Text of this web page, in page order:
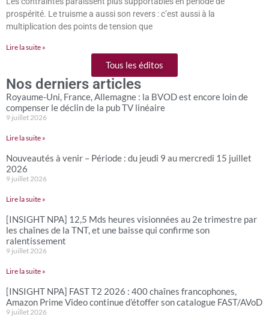
prospérité. Le truisme a aussi son revers : c’est aussi à la
multiplication des points de tension que
Lire la suite »
Tous les éditos
Nos derniers articles
Royaume-Uni, France, Allemagne : la BVOD est encore loin de
compenser le déclin de la pub TV linéaire
9 juillet 2026
Lire la suite »
Nouveautés à venir – Période : du jeudi 9 au mercredi 15 juillet
2026
9 juillet 2026
Lire la suite »
[INSIGHT NPA] 12,5 Mds heures visionnées au 2e trimestre par
les chaînes de la TNT, et une baisse qui confirme son
ralentissement
9 juillet 2026
Lire la suite »
[INSIGHT NPA] FAST T2 2026 : 400 chaînes francophones,
Amazon Prime Video continue d’étoffer son catalogue FAST/AVoD
9 juillet 2026